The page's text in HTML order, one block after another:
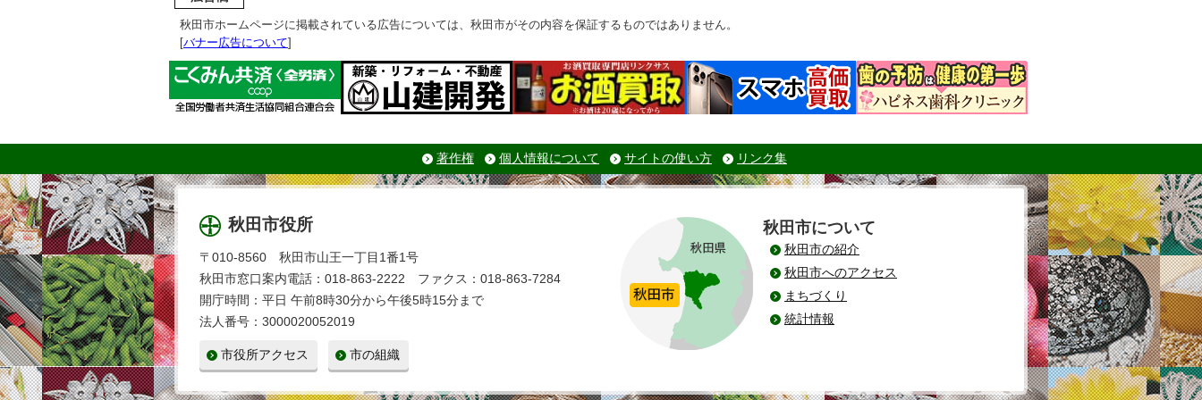
秋田市ホームページに掲載されている広告については、秋田市がその内容を保証するものではありません。
[バナー広告について]
著作権 個人情報について サイトの使い方 リンク集
秋田市役所
〒010-8560 秋田市山王一丁目1番1号
秋田市窓口案内電話：018-863-2222 ファクス：018-863-7284
開庁時間：平日 午前8時30分から午後5時15分まで
法人番号：3000020052019
市役所アクセス 市の組織
秋田市について
秋田市の紹介
秋田市へのアクセス
まちづくり
統計情報